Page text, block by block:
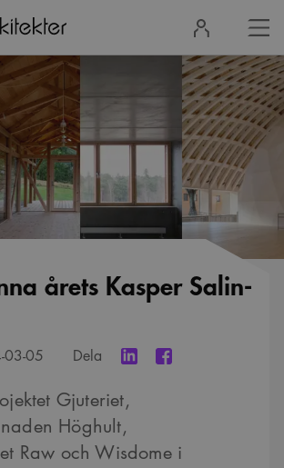
in
årets Kasper Salin-
03-05 Dela
Gjuteriet,
Höghult,
Raw och Wisdome i